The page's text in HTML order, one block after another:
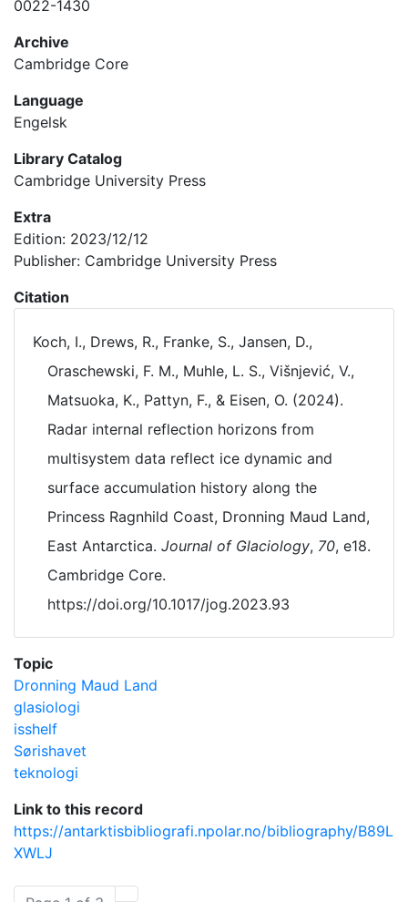
0022-1430
Archive
Cambridge Core
Language
Engelsk
Library Catalog
Cambridge University Press
Extra
Edition: 2023/12/12
Publisher: Cambridge University Press
Citation
Koch, I., Drews, R., Franke, S., Jansen, D.,
Oraschewski, F. M., Muhle, L. S., Višnjević, V.,
Matsuoka, K., Pattyn, F., & Eisen, O. (2024).
Radar internal reflection horizons from
multisystem data reflect ice dynamic and
surface accumulation history along the
Princess Ragnhild Coast, Dronning Maud Land,
East Antarctica. Journal of Glaciology, 70, e18.
Cambridge Core.
https://doi.org/10.1017/jog.2023.93
Topic
Dronning Maud Land
glasiologi
isshelf
Sørishavet
teknologi
Link to this record
https://antarktisbibliografi.npolar.no/bibliography/B89L
XWLJ